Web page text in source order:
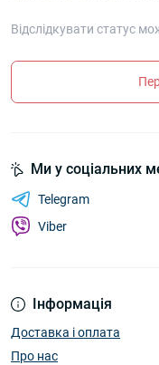
Відслідкувати статус
Інформація
Доставка і оплата
Про нас
Ми у соціальних
Telegram
Viber